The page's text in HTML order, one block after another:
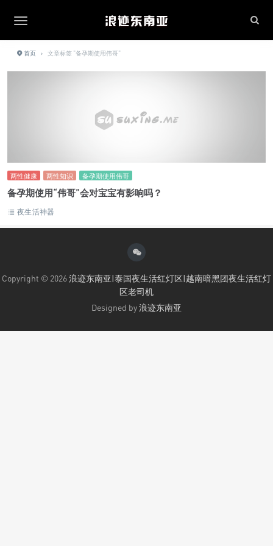
首页 › 文章标签 "备孕期使用伟哥"
两性健康 两性知识 备孕期使用伟哥
备孕期使用“伟哥”会对宝宝有影响吗？
夜生活神器
Copyright © 2026浪迹东南亚|泰国夜生活红灯区|越南暗黑团夜生活红灯
区老司机
Designed by浪迹东南亚